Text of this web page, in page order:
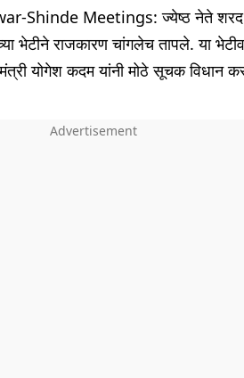
Shinde Meetings: ज्येष्ठ नेते शरद
भेटीने राजकारण चांगलेच तापले. या
योगेश कदम यांनी मोठे सूचक विधान